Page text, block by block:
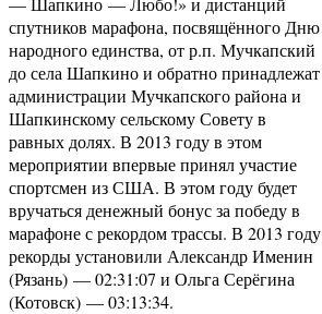
спутников марафона, посвящённого Дню
народного единства, от р.п. Мучкапский
до села Шапкино и обратно принадлежат
администрации Мучкапского района и
Шапкинскому сельскому Совету в
равных долях. В 2013 году в этом
мероприятии впервые принял участие
спортсмен из США. В этом году будет
вручаться денежный бонус за победу в
марафоне с рекордом трассы. В 2013 году
рекорды установили Александр Именин
(Рязань) — 02:31:07 и Ольга Серёгина
(Котовск) — 03:13:34.